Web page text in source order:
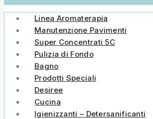
Linea Aromaterapia
Manutenzione Pavimenti
Super Concentrati 5C
Pulizia di Fondo
Bagno
Prodotti Speciali
Desiree
Cucina
Igienizzanti – Detersanificanti